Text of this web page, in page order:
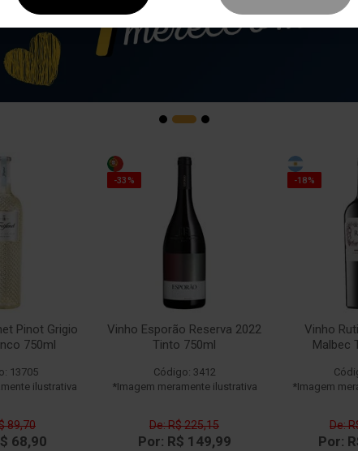
Pinot Grigio
750ml
13705
ilustrativa
89,70
68,90
-33%
Vinho Esporão Reserva 2022
Tinto 750ml
Código: 3412
*Imagem meramente ilustrativa
De: R$ 225,15
Por: R$ 149,99
-18%
Vinho
Malbec
*Imagem
De:
Por: